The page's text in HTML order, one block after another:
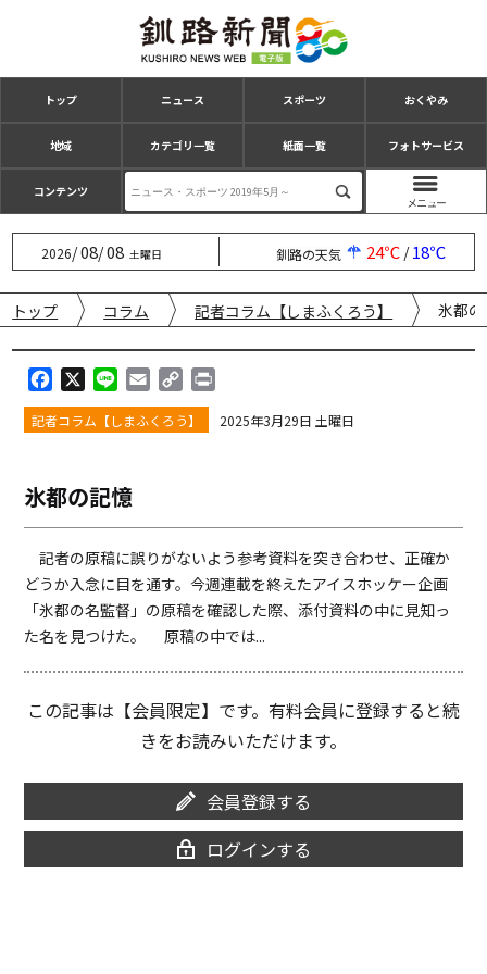
トップ ニュース スポーツ おくやみ
地域 カテゴリ一覧 紙面一覧 フォトサービス
コンテンツ
2026/08/08 土曜日 釧路の天気 24℃/18℃
トップ コラム 記者コラム【しまふくろう】 氷都
a
c
o
o
k
i
n
m
a
o
p
n
k
i
記者コラム【しまふくろう】 2025年3月29日 土曜日
氷都の記憶
記者の原稿に誤りがないよう参考資料を突き合わせ、正確か
どうか入念に目を通す。今週連載を終えたアイスホッケー企画
「氷都の名監督」の原稿を確認した際、添付資料の中に見知っ
た名を見つけた。 原稿の中では...
この記事は【会員限定】です。有料会員に登録すると続
きをお読みいただけます。
会員登録する
ログインする